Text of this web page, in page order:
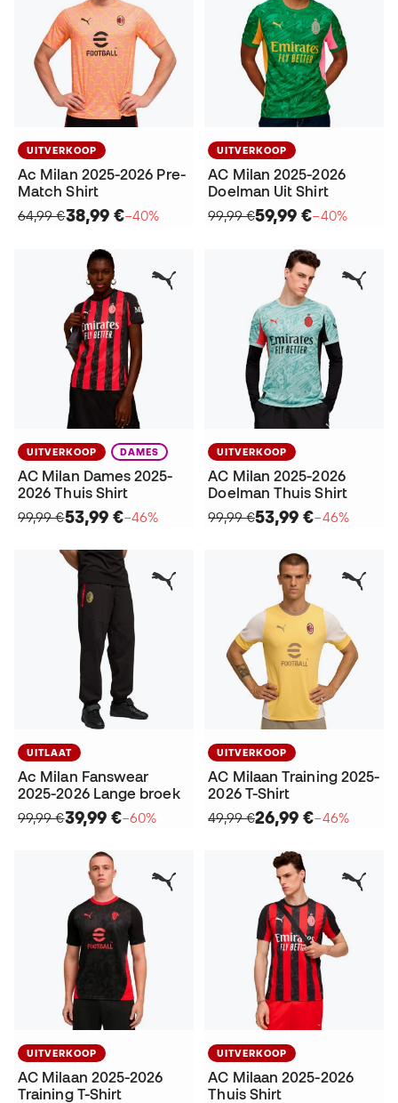
UITVERKOOP
Ac Milan 2025-2026 Pre-
Match Shirt
64,99 €38,99 €−40%
UITVERKOOP
AC Milan 2025-2026
Doelman Uit Shirt
99,99 €59,99 €−40%
UITVERKOOP DAMES
AC Milan Dames 2025-
2026 Thuis Shirt
99,99 €53,99 €−46%
UITVERKOOP
AC Milan 2025-2026
Doelman Thuis Shirt
99,99 €53,99 €−46%
UITLAAT
Ac Milan Fanswear
2025-2026 Lange broek
99,99 €39,99 €−60%
UITVERKOOP
AC Milaan Training 2025-
2026 T-Shirt
49,99 €26,99 €−46%
UITVERKOOP
AC Milaan 2025-2026
Training T-Shirt
UITVERKOOP
AC Milaan 2025-2026
Thuis Shirt